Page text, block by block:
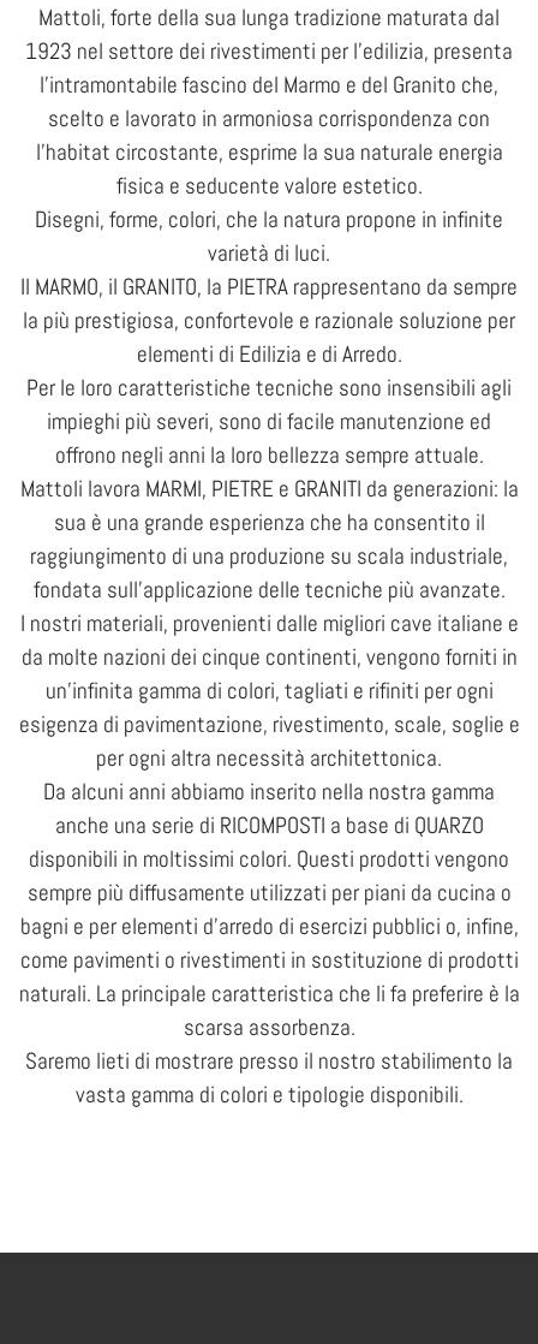
Mattoli, forte della sua lunga tradizione maturata dal
1923 nel settore dei rivestimenti per l’edilizia, presenta
l’intramontabile fascino del Marmo e del Granito che,
scelto e lavorato in armoniosa corrispondenza con
l’habitat circostante, esprime la sua naturale energia
fisica e seducente valore estetico.
Disegni, forme, colori, che la natura propone in infinite
varietà di luci.
Il MARMO, il GRANITO, la PIETRA rappresentano da sempre
la più prestigiosa, confortevole e razionale soluzione per
elementi di Edilizia e di Arredo.
Per le loro caratteristiche tecniche sono insensibili agli
impieghi più severi, sono di facile manutenzione ed
offrono negli anni la loro bellezza sempre attuale.
Mattoli lavora MARMI, PIETRE e GRANITI da generazioni: la
sua è una grande esperienza che ha consentito il
raggiungimento di una produzione su scala industriale,
fondata sull’applicazione delle tecniche più avanzate.
I nostri materiali, provenienti dalle migliori cave italiane e
da molte nazioni dei cinque continenti, vengono forniti in
un’infinita gamma di colori, tagliati e rifiniti per ogni
esigenza di pavimentazione, rivestimento, scale, soglie e
per ogni altra necessità architettonica.
Da alcuni anni abbiamo inserito nella nostra gamma
anche una serie di RICOMPOSTI a base di QUARZO
disponibili in moltissimi colori. Questi prodotti vengono
sempre più diffusamente utilizzati per piani da cucina o
bagni e per elementi d’arredo di esercizi pubblici o, infine,
come pavimenti o rivestimenti in sostituzione di prodotti
naturali. La principale caratteristica che li fa preferire è la
scarsa assorbenza.
Saremo lieti di mostrare presso il nostro stabilimento la
vasta gamma di colori e tipologie disponibili.